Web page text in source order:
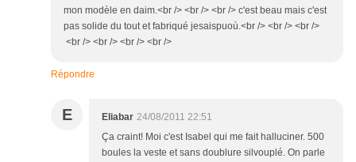
mon modèle en daim.<br /> <br /> <br /> c'est beau mais c'est
pas solide du tout et fabriqué jesaispuoù.<br /> <br /> <br />
<br /> <br /> <br /> <br />
Répondre
E Eliabar 24/08/2011 22:51
Ça craint! Moi c'est Isabel qui me fait halluciner. 500
boules la veste et sans doublure silvouplé. On parle